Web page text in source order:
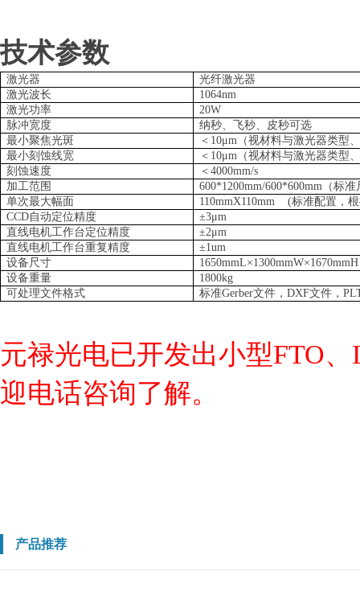
技术参数
激光器
光纤激光器
激光波长
1064nm
激光功率
20W
脉冲宽度
纳秒、飞秒、皮秒可选
最小聚焦光斑
＜10μm（视材料与激光器类型
最小刻蚀线宽
＜10μm（视材料与激光器类型
刻蚀速度
＜4000mm/s
加工范围
600*1200mm/600*600mm （标
单次最大幅面
110mmX110mm (标准配置，
CCD自动定位精度
±3μm
直线电机工作台定位精度
±2μm
直线电机工作台重复精度
±1um
设备尺寸
1650mmL×1300mmW×1670mmH
设备重量
1800kg
可处理文件格式
标准Gerber文件，DXF文件，
元禄光电已开发出小型FTO
迎电话咨询了解。
产品推荐